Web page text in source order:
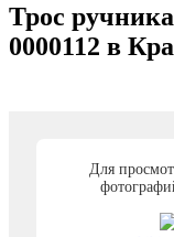
Трос
0000112 в
Для